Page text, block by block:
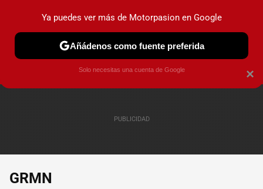
PRUEBAS COCHES ELÉCTRICOS OBSERVATORIO
GRMN
×
Ya puedes ver más de Motorpasion en Google
Añádenos como fuente preferida
Solo necesitas una cuenta de Google